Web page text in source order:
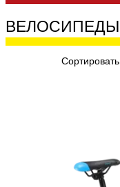
Сортировать